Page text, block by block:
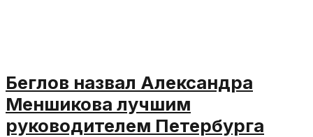
Беглов назвал Александра
Меншикова лучшим
руководителем Петербурга